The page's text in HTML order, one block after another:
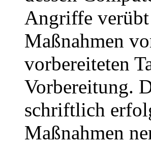
Angriffe
Maßnahmen
vorbereiteten
Vorbereitung.
schriftlich
Maßnahmen